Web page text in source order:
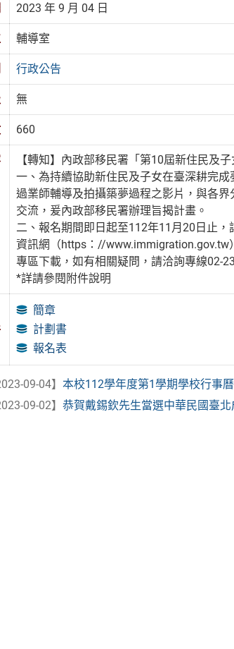
2023 年 9 月 04 日
輔導室
行政公告
無
660
【轉知】內政部移民署「第10屆新住民及子
一、為持續協助新住民及子女在臺深耕完
過業師輔導及拍攝築夢過程之影片，與各
交流，爰內政部移民署辦理旨揭計畫。
二、報名期間即日起至112年11月20日止
資訊網（https：//www.immigration.gov.tw
專區下載，如有相關疑問，請洽詢專線02-
*詳請參閱附件說明
簡章
計劃書
報名表
09-04】 本校112學年度第1學期學校行事曆
09-02】 恭賀戴錫欽先生當選中華民國臺